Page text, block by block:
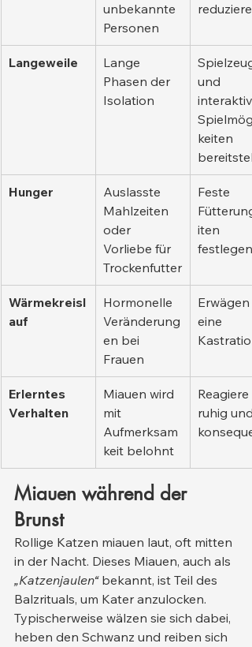
unbekannte
Personen
reduzieren
Langeweile
Lange
Phasen der
Isolation
Spielzeug
und
keiten
Hunger
Auslasste
Mahlzeiten
oder
Vorliebe für
Trockenfutter
Feste
iten
festlegen
Wärmekreisl
auf
Hormonelle
Veränderung
en bei
Frauen
Erwägen
eine
Kastration
Erlerntes
Verhalten
Miauen wird
mit
Aufmerksam
keit belohnt
Reagiere
ruhig und
Miauen während der
Brunst
Rollige Katzen miauen laut, oft mitten
in der Nacht. Dieses Miauen, auch als
„Katzenjaulen“ bekannt, ist Teil des
Balzrituals, um Kater anzulocken.
Typischerweise wälzen sie sich dabei,
heben den Schwanz und reiben sich